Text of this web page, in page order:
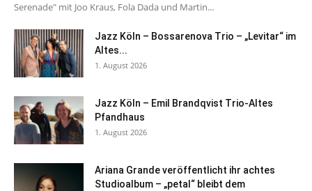
Serenade" mit Joo Kraus, Fola Dada und Martin...
Jazz Köln – Bossarenova Trio – „Levitar“ im
Altes...
1. August 2026
Jazz Köln – Emil Brandqvist Trio-Altes
Pfandhaus
1. August 2026
Ariana Grande veröffentlicht ihr achtes
Studioalbum – „petal“ bleibt dem